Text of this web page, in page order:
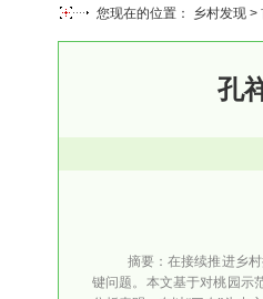
您现在的位置： 乡村发现 >
孔
摘要：在接续推进乡
键问题。本文基于对桃园示